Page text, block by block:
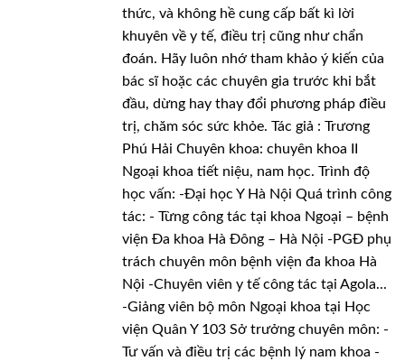
thức, và không hề cung cấp bất kì lời
khuyên về y tế, điều trị cũng như chẩn
đoán. Hãy luôn nhớ tham khảo ý kiến của
bác sĩ hoặc các chuyên gia trước khi bắt
đầu, dừng hay thay đổi phương pháp điều
trị, chăm sóc sức khỏe. Tác giả : Trương
Phú Hải Chuyên khoa: chuyên khoa II
Ngoại khoa tiết niệu, nam học. Trình độ
học vấn: -Đại học Y Hà Nội Quá trình công
tác: - Từng công tác tại khoa Ngoại – bệnh
viện Đa khoa Hà Đông – Hà Nội -PGĐ phụ
trách chuyên môn bệnh viện đa khoa Hà
Nội -Chuyên viên y tế công tác tại Agola...
-Giảng viên bộ môn Ngoại khoa tại Học
viện Quân Y 103 Sở trưởng chuyên môn: -
Tư vấn và điều trị các bệnh lý nam khoa -